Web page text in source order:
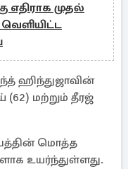
எதிராக முதல்
ஹிந்துஜாவின்
மற்றும் தீரஜ்
மொத்த
உயர்ந்துள்ளது.